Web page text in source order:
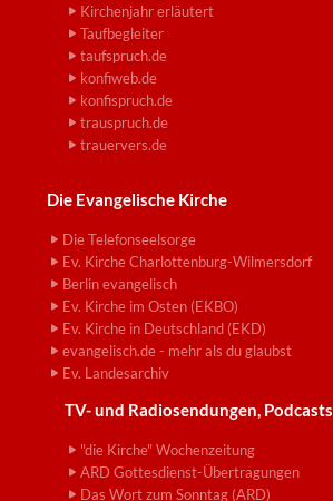
Kirchenjahr erläutert
Taufbegleiter
taufspruch.de
konfiweb.de
konfispruch.de
trauspruch.de
trauervers.de
Die Evangelische Kirche
Die Telefonseelsorge
Ev. Kirche Charlottenburg-Wilmersdorf
Berlin evangelisch
Ev. Kirche im Osten (EKBO)
Ev. Kirche in Deutschland (EKD)
evangelisch.de - mehr als du glaubst
Ev. Landesarchiv
TV- und Radiosendungen, Podcasts
"die Kirche" Wochenzeitung
ARD Gottesdienst-Übertragungen
Das Wort zum Sonntag (ARD)